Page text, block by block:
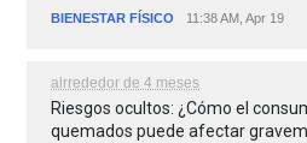
BIENESTAR FÍSICO 11:38 AM, Apr 19
alrrededor de 4 meses
Riesgos ocultos: ¿Cómo el
quemados puede afectar